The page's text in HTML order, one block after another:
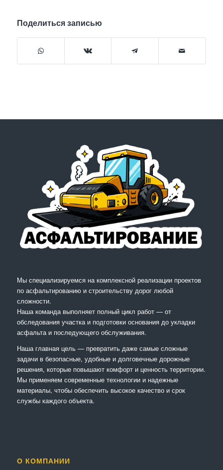
Поделиться записью
Мы специализируемся на комплексной реализации проектов
по асфальтированию и строительству дорог любой
сложности.
Наша команда выполняет полный цикл работ — от
обследования участка и подготовки основания до укладки
асфальта и последующего обслуживания.
Наша главная цель — превратить даже самые сложные
задачи в безопасные, удобные и долговечные дорожные
решения, которые повышают комфорт и ценность территории.
Мы применяем современные технологии и надежные
материалы, чтобы обеспечить высокое качество и срок
службы каждого объекта.
О КОМПАНИИ